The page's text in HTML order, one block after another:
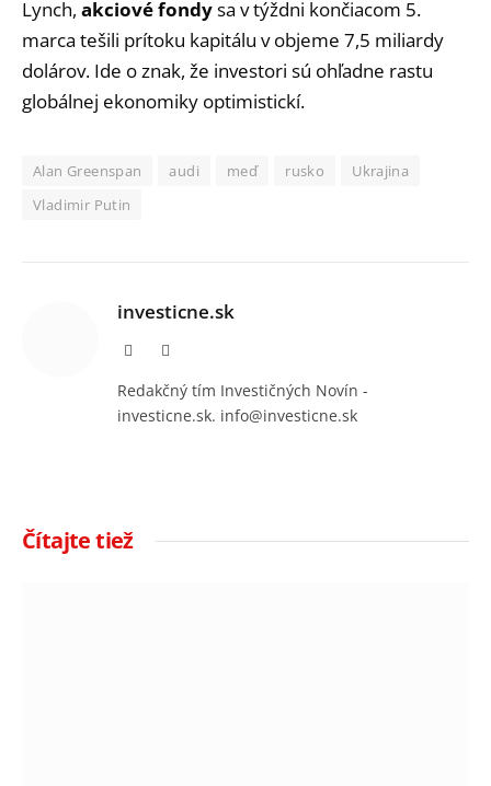
Lynch, akciové fondysa v týždni končiacom 5.
marca tešili prítoku kapitálu v objeme 7,5 miliardy
dolárov. Ide o znak, že investori sú ohľadne rastu
globálnej ekonomiky optimistickí.
Alan Greenspan audi meď rusko
Ukrajina
Vladimir Putin
investicne.sk
Facebook
Redakčný tím Investičných Novín -
investicne.sk. info@investicne.sk
Čítajte tiež